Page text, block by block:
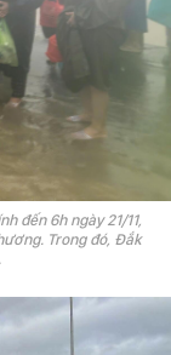
đến 6h ngày 21/11,
Trong đó, Đắk